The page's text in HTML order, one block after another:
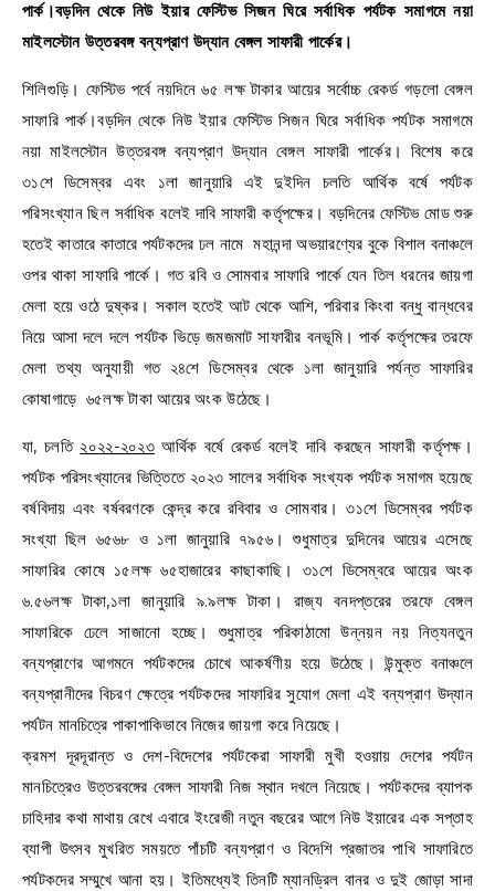
পার্ক।বড়দিন থেকে নিউ ইয়ার ফেস্টিভ সিজন ঘিরে সর্বাধিক পর্যটক সমাগমে নয়া
মাইলস্টোন উত্তরবঙ্গ বন্যপ্রাণ উদ্যান বেঙ্গল সাফারী পার্কের।
শিলিগুড়ি। ফেস্টিভ পর্বে নয়দিনে ৬৫ লক্ষ টাকার আয়ের সর্বোচ্চ রেকর্ড গড়লো বেঙ্গল
সাফারি পার্ক।বড়দিন থেকে নিউ ইয়ার ফেস্টিভ সিজন ঘিরে সর্বাধিক পর্যটক সমাগমে
নয়া মাইলস্টোন উত্তরবঙ্গ বন্যপ্রাণ উদ্যান বেঙ্গল সাফারী পার্কের। বিশেষ করে
৩১শে ডিসেম্বর এবং ১লা জানুয়ারি এই দুইদিন চলতি আর্থিক বর্ষে পর্যটক
পরিসংখ্যান ছিল সর্বাধিক বলেই দাবি সাফারী কর্তৃপক্ষের। বড়দিনের ফেস্টিভ মোড শুরু
হতেই কাতারে কাতারে পর্যটকদের ঢল নামে মহানন্দা অভয়ারণ্যের বুকে বিশাল বনাঞ্চলে
ওপর থাকা সাফারি পার্কে। গত রবি ও সোমবার সাফারি পার্কে যেন তিল ধরনের জায়গা
মেলা হয়ে ওঠে দুষ্কর। সকাল হতেই আট থেকে আশি, পরিবার কিংবা বন্ধু বান্ধবের
নিয়ে আসা দলে দলে পর্যটক ভিড়ে জমজমাট সাফারীর বনভূমি। পার্ক কর্তৃপক্ষের তরফে
মেলা তথ্য অনুযায়ী গত ২৪শে ডিসেম্বর থেকে ১লা জানুয়ারি পর্যন্ত সাফারির
কোষাগাড়ে ৬৫লক্ষ টাকা আয়ের অংক উঠেছে।
যা, চলতি ২০২২-২০২৩ আর্থিক বর্ষে রেকর্ড বলেই দাবি করছেন সাফারী কর্তৃপক্ষ।
পর্যটক পরিসংখ্যানের ভিত্তিতে ২০২৩ সালের সর্বাধিক সংখ্যক পর্যটক সমাগম হয়েছে
বর্ষবিদায় এবং বর্ষবরণকে কেন্দ্র করে রবিবার ও সোমবার। ৩১শে ডিসেম্বর পর্যটক
সংখ্যা ছিল ৬৫৬৮ ও ১লা জানুয়ারি ৭৯৫৬। শুধুমাত্র দুদিনের আয়ের এসেছে
সাফারির কোষে ১৫লক্ষ ৬৫হাজারের কাছাকাছি। ৩১শে ডিসেম্বরে আয়ের অংক
৬.৫৬লক্ষ টাকা,১লা জানুয়ারি ৯.৯লক্ষ টাকা। রাজ্য বনদপ্তরের তরফে বেঙ্গল
সাফারিকে ঢেলে সাজানো হচ্ছে। শুধুমাত্র পরিকাঠামো উন্নয়ন নয় নিত্যনতুন
বন্যপ্রাণের আগমনে পর্যটকদের চোখে আকর্ষণীয় হয়ে উঠেছে। উন্মুক্ত বনাঞ্চলে
বন্যপ্রানীদের বিচরণ ক্ষেত্রে পর্যটকদের সাফারির সুযোগ মেলা এই বন্যপ্রাণ উদ্যান
পর্যটন মানচিত্রে পাকাপাকিভাবে নিজের জায়গা করে নিয়েছে।
ক্রমশ দূরদূরান্ত ও দেশ-বিদেশের পর্যটকেরা সাফারী মুখী হওয়ায় দেশের পর্যটন
মানচিত্রেও উত্তরবঙ্গের বেঙ্গল সাফারী নিজ স্থান দখলে নিয়েছে। পর্যটকদের ব্যাপক
চাহিদার কথা মাথায় রেখে এবারে ইংরেজী নতুন বছরের আগে নিউ ইয়ারের এক সপ্তাহ
ব্যাপী উৎসব মুখরিত সময়তে পাঁচটি বন্যপ্রাণ ও বিদেশি প্রজাতর পাখি সাফারিতে
পর্যটকদের সম্মুখে আনা হয়। ইতিমধ্যেই তিনটি ম্যানড্রিল বানর ও দুই জোড়া সাদা